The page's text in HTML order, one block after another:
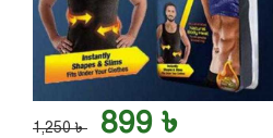
1,250 ৳ 899 ৳